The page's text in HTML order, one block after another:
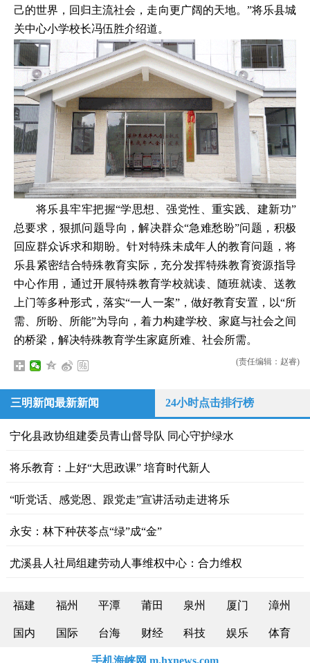
己的世界，回归主流社会，走向更广阔的天地。”将乐县城
关中心小学校长冯伍胜介绍道。
将乐县牢牢把握“学思想、强党性、重实践、建新功”
总要求，狠抓问题导向，解决群众“急难愁盼”问题，积极
回应群众诉求和期盼。针对特殊未成年人的教育问题，将
乐县紧密结合特殊教育实际，充分发挥特殊教育资源指导
中心作用，通过开展特殊教育学校就读、随班就读、送教
上门等多种形式，落实“一人一案”，做好教育安置，以“所
需、所盼、所能”为导向，着力构建学校、家庭与社会之间
的桥梁，解决特殊教育学生家庭所难、社会所需。
(责任编辑：赵睿)
三明新闻最新新闻 24小时点击排行榜
宁化县政协组建委员青山督导队 同心守护绿水
将乐教育：上好“大思政课” 培育时代新人
“听党话、感党恩、跟党走”宣讲活动走进将乐
永安：林下种茯苓点“绿”成“金”
尤溪县人社局组建劳动人事维权中心：合力维权
福建 福州 平潭 莆田 泉州 厦门 漳州
国内 国际 台海 财经 科技 娱乐 体育
手机海峡网 m.hxnews.com